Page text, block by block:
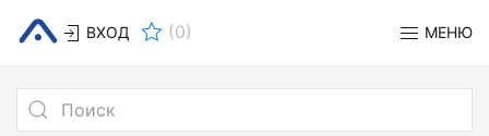
ВХОД (0) МЕНЮ